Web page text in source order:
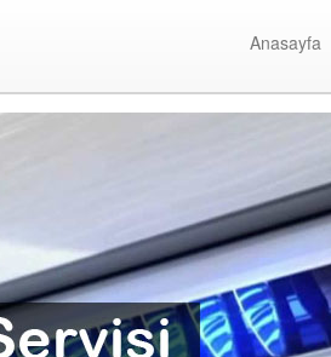
Anasayfa